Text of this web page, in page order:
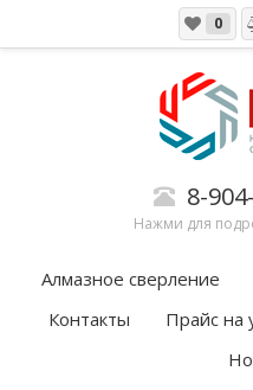
0
8-
Нажми для
Алмазное сверление
Контакты
Прайс на